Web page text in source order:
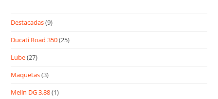
Destacadas(9)
Ducati Road 350(25)
Lube(27)
Maquetas(3)
Melín DG 3.88(1)